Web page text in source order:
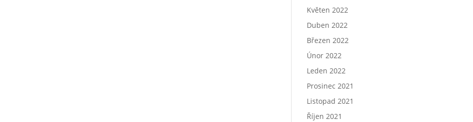
Květen 2022
Duben 2022
Březen 2022
Únor 2022
Leden 2022
Prosinec 2021
Listopad 2021
Říjen 2021